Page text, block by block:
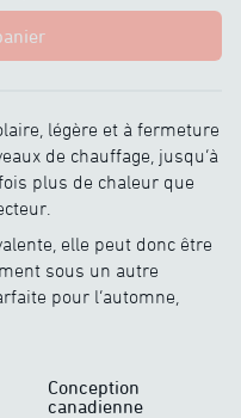
légère et à fermeture
de chauffage, jusqu’à
plus de chaleur que
elle peut donc être
sous un autre
pour l’automne,
Conception
canadienne